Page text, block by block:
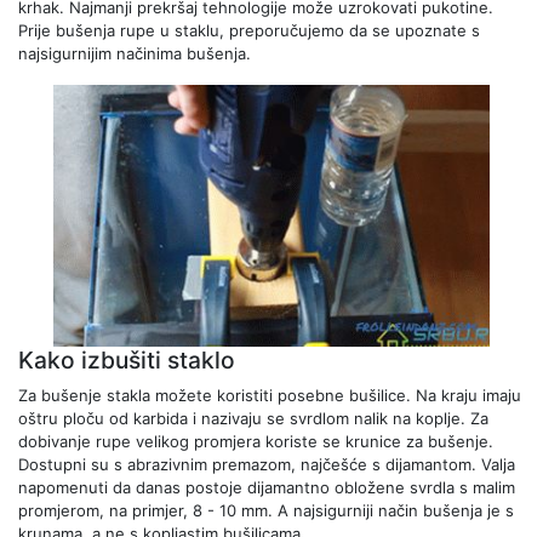
krhak. Najmanji prekršaj tehnologije može uzrokovati pukotine.
Prije bušenja rupe u staklu, preporučujemo da se upoznate s
najsigurnijim načinima bušenja.
Kako izbušiti staklo
Za bušenje stakla možete koristiti posebne bušilice. Na kraju imaju
oštru ploču od karbida i nazivaju se svrdlom nalik na koplje. Za
dobivanje rupe velikog promjera koriste se krunice za bušenje.
Dostupni su s abrazivnim premazom, najčešće s dijamantom. Valja
napomenuti da danas postoje dijamantno obložene svrdla s malim
promjerom, na primjer, 8 - 10 mm. A najsigurniji način bušenja je s